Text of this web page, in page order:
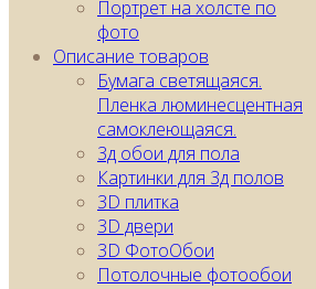
Портрет на холсте по
фото
Описание товаров
Бумага светящаяся.
Пленка люминесцентная
самоклеющаяся.
3д обои для пола
Картинки для 3д полов
3D плитка
3D двери
3D ФотоОбои
Потолочные фотообои